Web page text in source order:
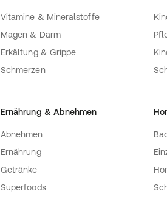
Vitamine & Mineralstoffe
Magen & Darm
Erkältung & Grippe
Schmerzen
Ernährung & Abnehmen
Abnehmen
Ernährung
Getränke
Superfoods